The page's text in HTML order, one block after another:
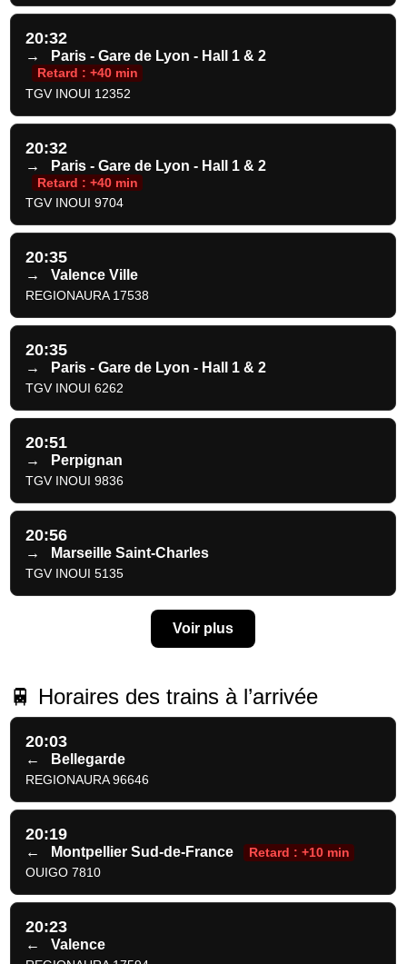
20:32
→ Paris - Gare de Lyon - Hall 1 & 2
Retard : +40 min
TGV INOUI 12352
20:32
→ Paris - Gare de Lyon - Hall 1 & 2
Retard : +40 min
TGV INOUI 9704
20:35
→ Valence Ville
REGIONAURA 17538
20:35
→ Paris - Gare de Lyon - Hall 1 & 2
TGV INOUI 6262
20:51
→ Perpignan
TGV INOUI 9836
20:56
→ Marseille Saint-Charles
TGV INOUI 5135
Voir plus
🚆 Horaires des trains à l’arrivée
20:03
← Bellegarde
REGIONAURA 96646
20:19
← Montpellier Sud-de-France
Retard : +10 min
OUIGO 7810
20:23
← Valence